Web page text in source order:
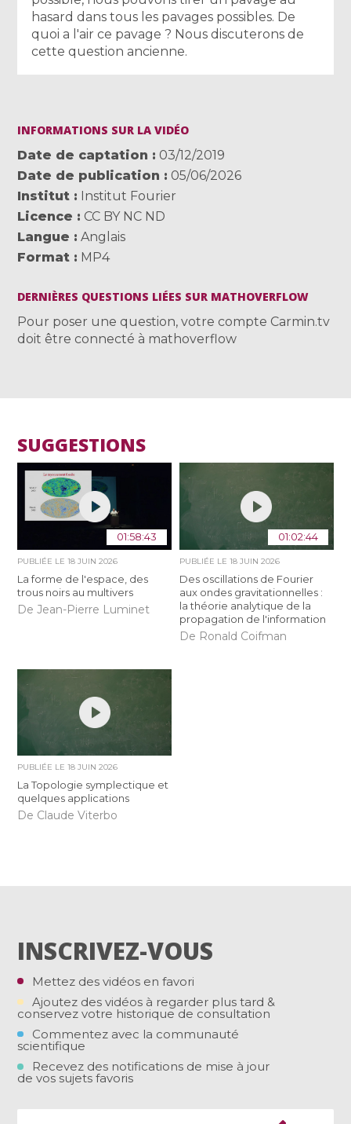
hasard dans tous les pavages possibles. De
quoi a l'air ce pavage ? Nous discuterons de
cette question ancienne.
INFORMATIONS SUR LA VIDÉO
Date de captation
03/12/2019
Date de publication
05/06/2026
Institut
Institut Fourier
Licence
CC BY NC ND
Langue
Anglais
Format
MP4
DERNIÈRES QUESTIONS LIÉES SUR MATHOVERFLOW
Pour poser une question, votre compte Carmin.tv
doit être connecté à mathoverflow
SUGGESTIONS
01:58:43
PUBLIÉE LE18 JUIN 2026
La forme de l'espace, des
trous noirs au multivers
De Jean-Pierre Luminet
01:02:44
PUBLIÉE LE 18 JUIN 2026
Des oscillations de Fourier
aux ondes gravitationnelles :
la théorie analytique de la
propagation de l'information
De Ronald Coifman
PUBLIÉE LE18 JUIN 2026
La Topologie symplectique et
quelques applications
De Claude Viterbo
INSCRIVEZ-VOUS
Mettez des vidéos en favori
Ajoutez des vidéos à regarder plus tard &
conservez votre historique de consultation
Commentez avec la communauté
scientifique
Recevez des notifications de mise à jour
de vos sujets favoris